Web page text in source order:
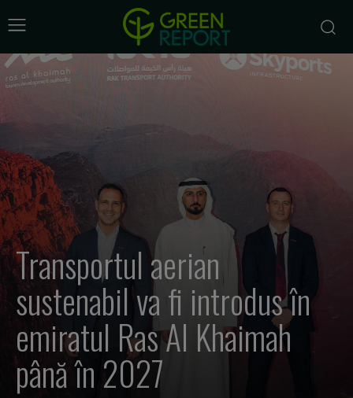
Transportul aerian
sustenabil va fi introdus în
emiratul Ras Al Khaimah
până în 2027